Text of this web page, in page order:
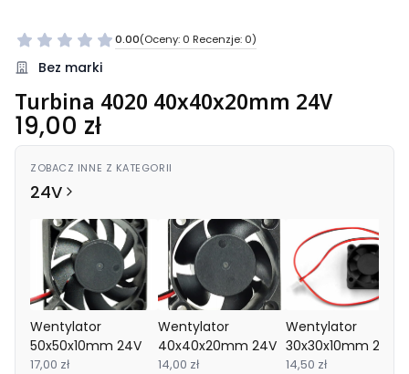
0.00(Oceny: 0 Recenzje: 0)
Bez marki
Turbina 4020 40x40x20mm 24V
Cena
19,00 zł
ZOBACZ INNE Z KATEGORII
24V
Wentylator
50x50x10mm 24V
17,00 zł
Wentylator
40x40x20mm 24V
14,00 zł
Wentylator
30x30x10mm 24V
14,50 zł